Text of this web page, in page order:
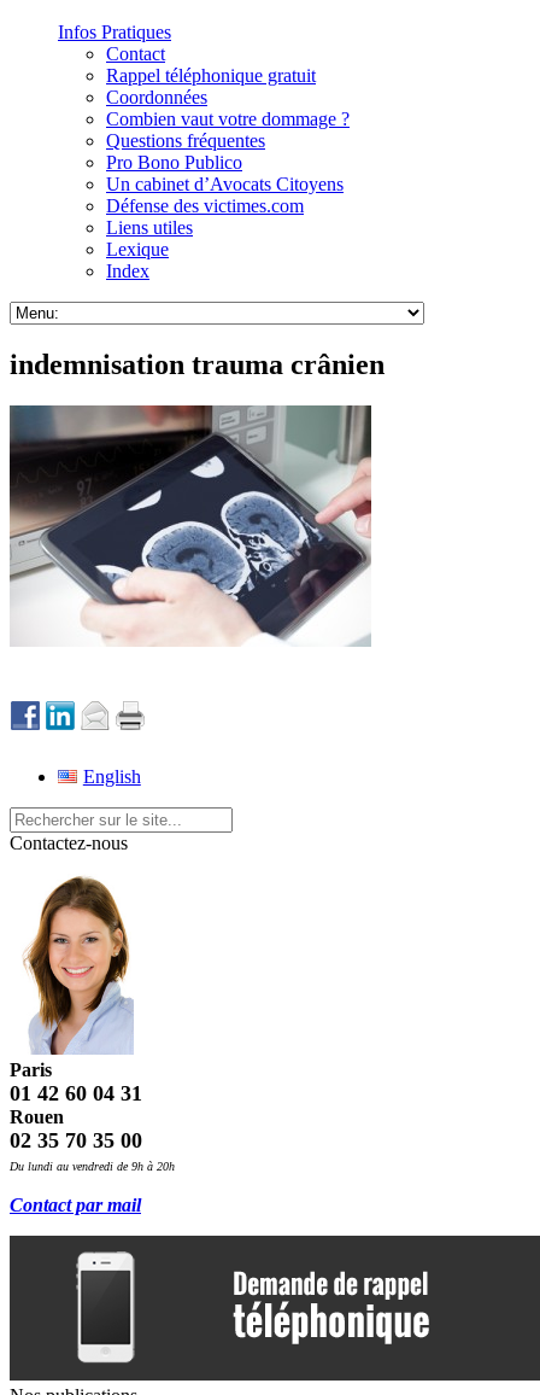
Infos Pratiques
Contact
Rappel téléphonique gratuit
Coordonnées
Combien vaut votre dommage ?
Questions fréquentes
Pro Bono Publico
Un cabinet d’Avocats Citoyens
Défense des victimes.com
Liens utiles
Lexique
Index
indemnisation trauma crânien
English
Contactez-nous
Paris
01 42 60 04 31
Rouen
02 35 70 35 00
Du lundi au vendredi de 9h à 20h
Contact par mail